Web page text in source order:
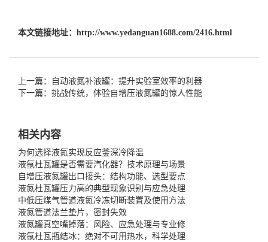
本文链接地址： http://www.yedanguan1688.com/2416.html
上一篇：自动液氮补液罐：提升实验室效率的利器
下一篇：挑战传统，体验自增压液氮罐的惊人性能
相关内容
为何选择液氮实现反应釜深冷降温
液氩杜瓦罐是否需要汽化器？技术原理与场景
自增压液氮罐出口接头：结构功能、选型要点
液氮杜瓦罐压力高的典型现象识别与应急处理
中低压煤气管道液氮冷冻切断装置及使用方法
液氮管道法兰垫片，密封失效
液氮罐真空嘴掉落：风险、应急处理与专业修
液氩杜瓦瓶结冰：绝对不可用热水，科学处理